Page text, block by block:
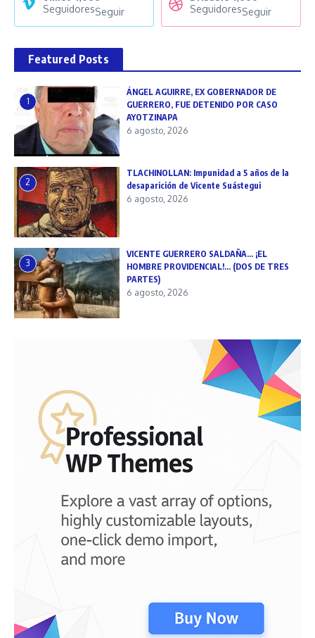
SeguidoresSeguir
SeguidoresSeguir
Featured Posts
1
ÁNGEL AGUIRRE, EX GOBERNADOR DE
GUERRERO, FUE DETENIDO POR CASO
AYOTZINAPA
6 agosto, 2026
2
TLACHINOLLAN: Impunidad a 5 años de la
desaparición de Vicente Suástegui
6 agosto, 2026
3
VICENTE GUERRERO SALDAÑA… ¡EL
HOMBRE PROVIDENCIAL!… (DOS DE TRES
PARTES)
6 agosto, 2026